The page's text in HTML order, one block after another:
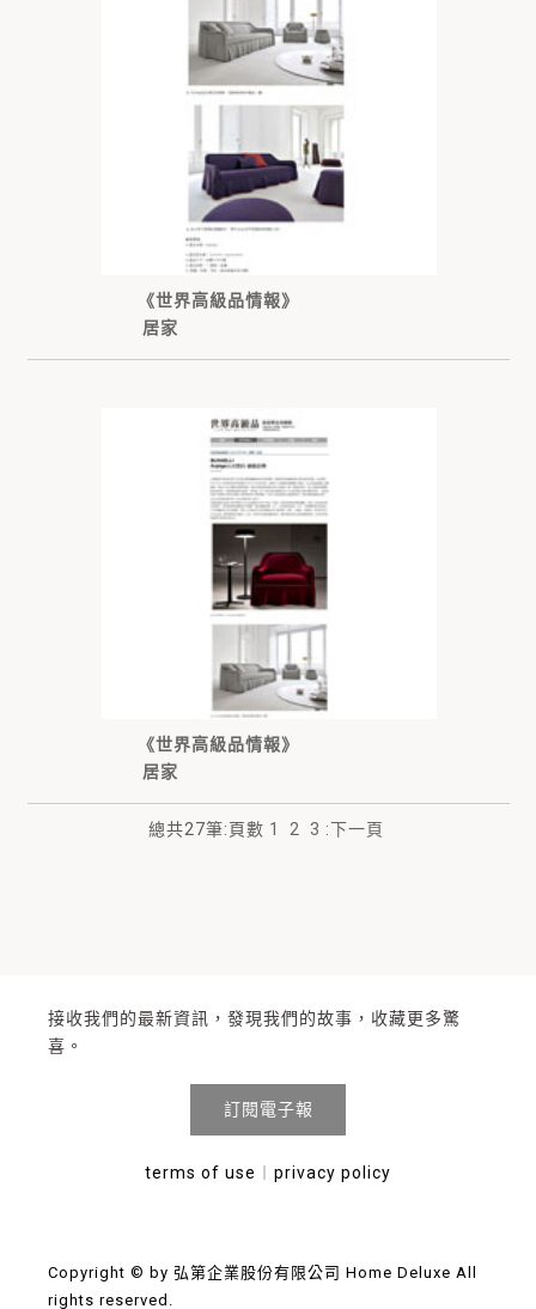
《世界高級品情報》
居家
《世界高級品情報》
居家
總共27筆:頁數 1 2 3 :下一頁
Copyright © by 弘第企業股份有限公司 Home Deluxe All
rights reserved.
接收我們的最新資訊，發現我們的故事，收藏更多驚
喜。
訂閱電子報
terms of use privacy policy